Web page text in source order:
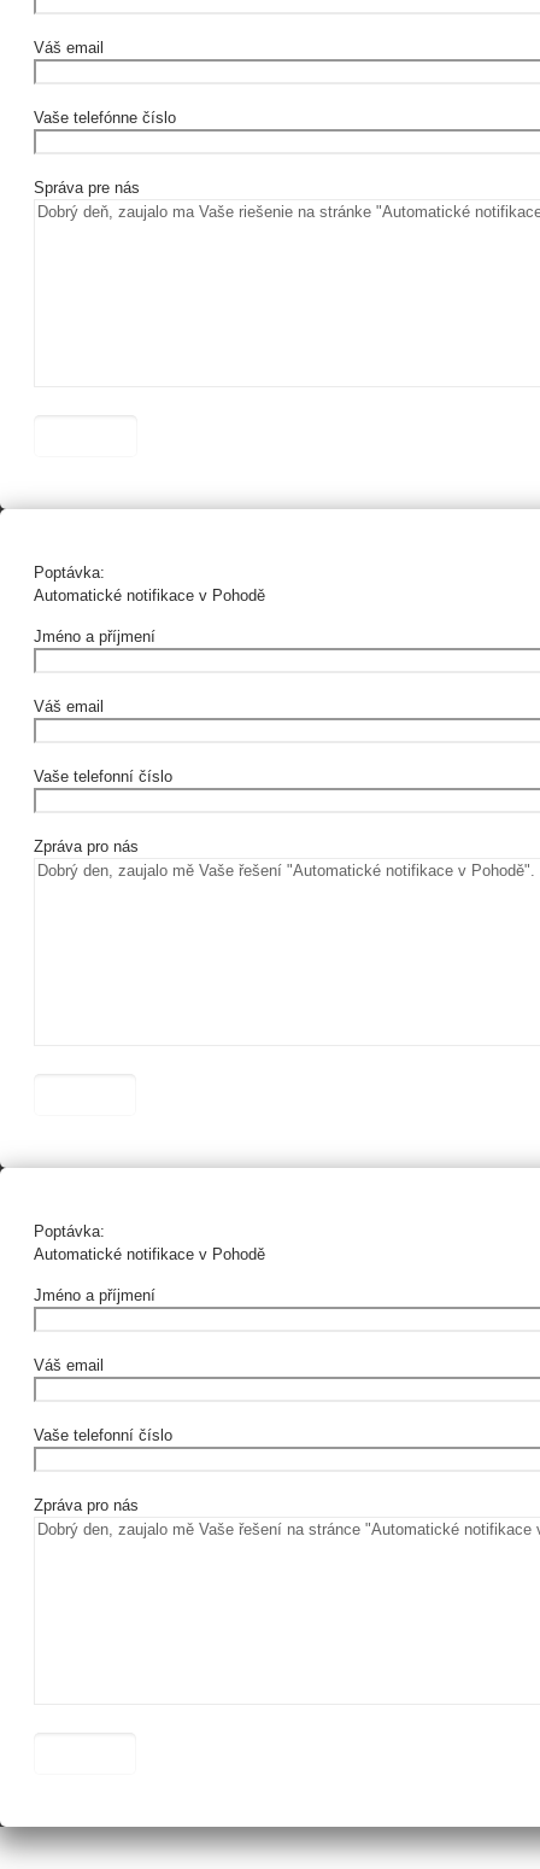
Váš email
Vaše telefónne číslo
Správa pre nás
Poptávka:
Automatické notifikace v Pohodě
Jméno a příjmení
Váš email
Vaše telefonní číslo
Zpráva pro nás
Poptávka:
Automatické notifikace v Pohodě
Jméno a příjmení
Váš email
Vaše telefonní číslo
Zpráva pro nás